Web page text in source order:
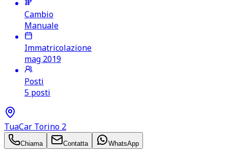
Cambio
Manuale
Immatricolazione
mag 2019
Posti
5 posti
TuaCar Torino 2
Chiama Contatta WhatsApp